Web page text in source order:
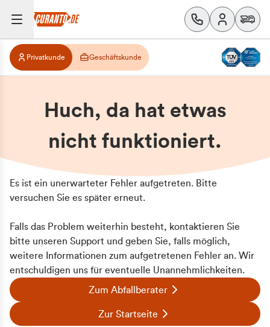
Privatkunde Geschäftskunde
Huch, da hat etwas
nicht funktioniert.
Es ist ein unerwarteter Fehler aufgetreten. Bitte
versuchen Sie es später erneut.
Falls das Problem weiterhin besteht, kontaktieren Sie
bitte unseren Support und geben Sie, falls möglich,
weitere Informationen zum aufgetretenen Fehler an. Wir
entschuldigen uns für eventuelle Unannehmlichkeiten.
Zum Abfallberater
Zur Startseite